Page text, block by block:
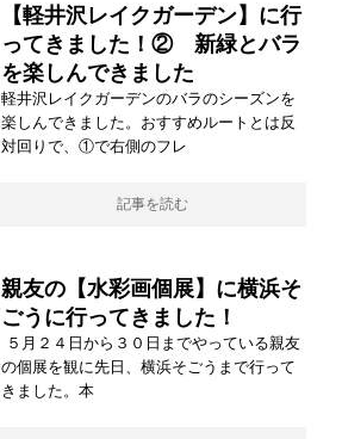
【軽井沢レイクガーデン】に行
ってきました！② 新緑とバラ
を楽しんできました
軽井沢レイクガーデンのバラのシーズンを
楽しんできました。おすすめルートとは反
対回りで、①で右側のフレ
記事を読む
親友の【水彩画個展】に横浜そ
ごうに行ってきました！
５月２４日から３０日までやっている親友
の個展を観に先日、横浜そごうまで行って
きました。本